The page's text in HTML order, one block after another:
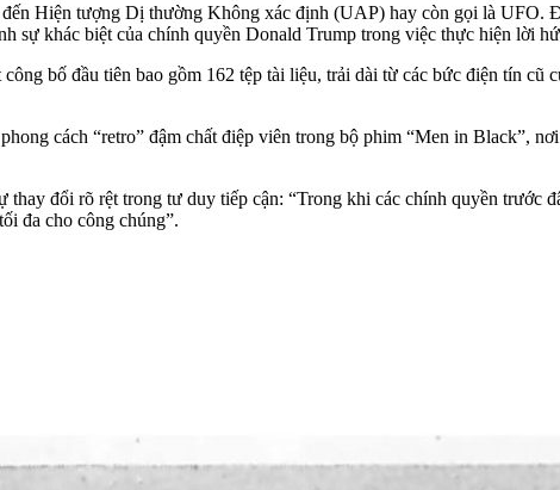
Hiện tượng Dị thường Không xác định (UAP) hay còn gọi là UFO.
sự khác biệt của chính quyền Donald Trump trong việc thực hiện lời
bố đầu tiên bao gồm 162 tệp tài liệu, trải dài từ các bức điện tín cũ
cách “retro” đậm chất điệp viên trong bộ phim “Men in Black”,
đổi rõ rệt trong tư duy tiếp cận: “Trong khi các chính quyền trước
đa cho công chúng”.